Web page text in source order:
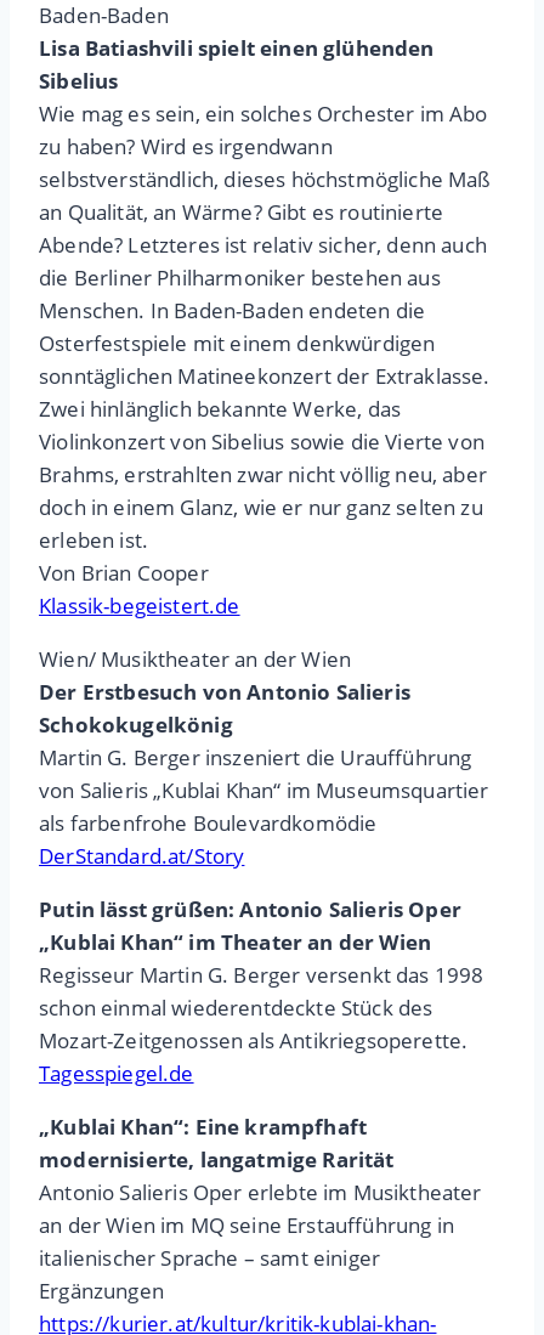
Baden-Baden
Lisa Batiashvili spielt einen glühenden
Sibelius
Wie mag es sein, ein solches Orchester im Abo
zu haben? Wird es irgendwann
selbstverständlich, dieses höchstmögliche Maß
an Qualität, an Wärme? Gibt es routinierte
Abende? Letzteres ist relativ sicher, denn auch
die Berliner Philharmoniker bestehen aus
Menschen. In Baden-Baden endeten die
Osterfestspiele mit einem denkwürdigen
sonntäglichen Matineekonzert der Extraklasse.
Zwei hinlänglich bekannte Werke, das
Violinkonzert von Sibelius sowie die Vierte von
Brahms, erstrahlten zwar nicht völlig neu, aber
doch in einem Glanz, wie er nur ganz selten zu
erleben ist.
Von Brian Cooper
Klassik-begeistert.de
Wien/ Musiktheater an der Wien
Der Erstbesuch von Antonio Salieris
Schokokugelkönig
Martin G. Berger inszeniert die Uraufführung
von Salieris „Kublai Khan“ im Museumsquartier
als farbenfrohe Boulevardkomödie
DerStandard.at/Story
Putin lässt grüßen: Antonio Salieris Oper
„Kublai Khan“ im Theater an der Wien
Regisseur Martin G. Berger versenkt das 1998
schon einmal wiederentdeckte Stück des
Mozart-Zeitgenossen als Antikriegsoperette.
Tagesspiegel.de
„Kublai Khan“: Eine krampfhaft
modernisierte, langatmige Rarität
Antonio Salieris Oper erlebte im Musiktheater
an der Wien im MQ seine Erstaufführung in
italienischer Sprache – samt einiger
Ergänzungen
https://kurier.at/kultur/kritik-kublai-khan-